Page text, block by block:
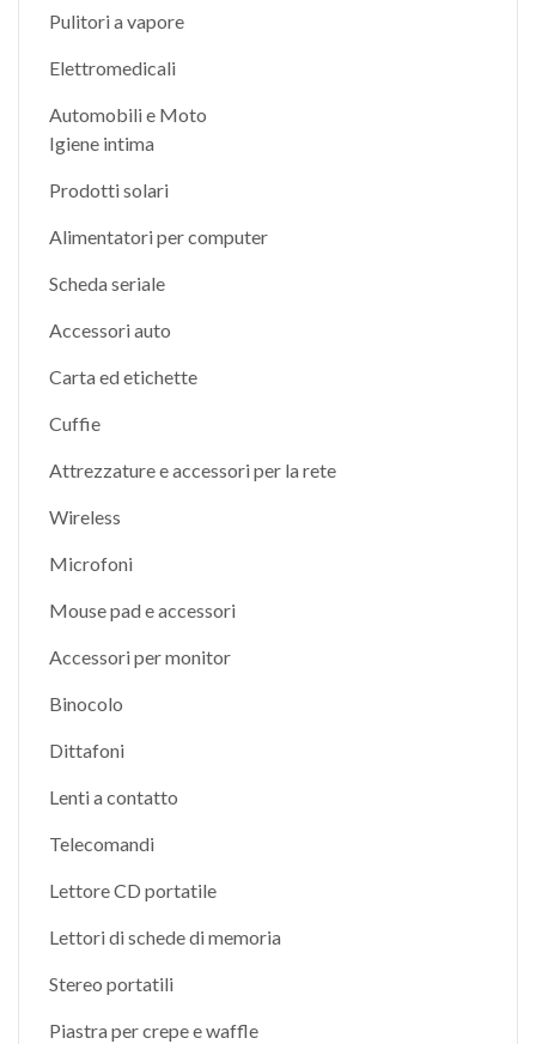
Pulitori a vapore
Elettromedicali
Automobili e Moto
Igiene intima
Prodotti solari
Alimentatori per computer
Scheda seriale
Accessori auto
Carta ed etichette
Cuffie
Attrezzature e accessori per la rete
Wireless
Microfoni
Mouse pad e accessori
Accessori per monitor
Binocolo
Dittafoni
Lenti a contatto
Telecomandi
Lettore CD portatile
Lettori di schede di memoria
Stereo portatili
Piastra per crepe e waffle